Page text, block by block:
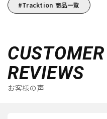
Tracktion 商品一覧
CUSTOMER
REVIEWS
お客様の声